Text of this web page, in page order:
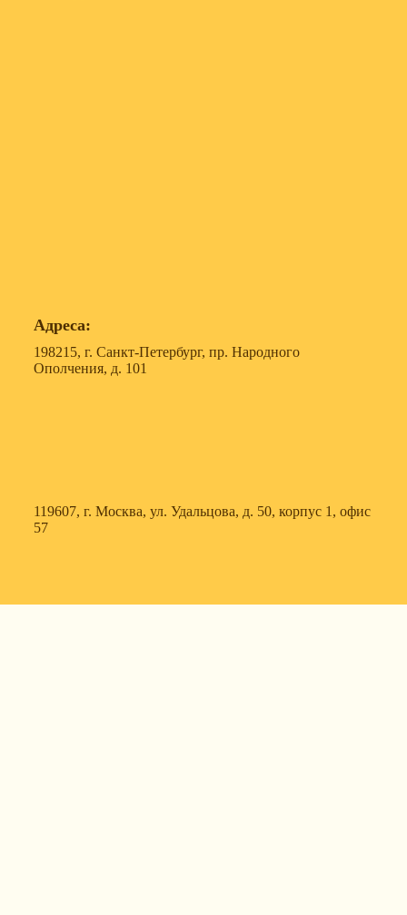
Адреса:
198215, г. Санкт-Петербург, пр. Народного
Ополчения, д. 101
119607, г. Москва, ул. Удальцова, д. 50, корпус 1, офис
57